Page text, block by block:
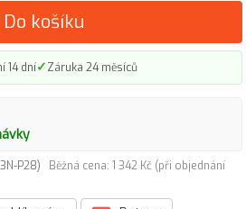
Do košíku
14 dní✓Záruka 24 měsíců
P28)
Běžná cena: 1 342 Kč (při objednání